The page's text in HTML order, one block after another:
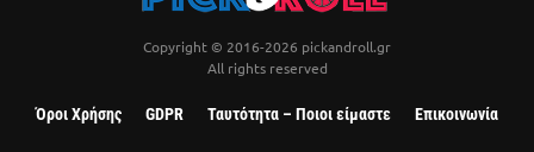
Copyright © 2016-2026 pickandroll.gr
All rights reserved
Όροι Χρήσης GDPR Ταυτότητα – Ποιοι είμαστε Επικοινωνία